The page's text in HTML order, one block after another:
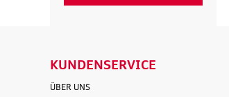
KUNDENSERVICE
ÜBER UNS